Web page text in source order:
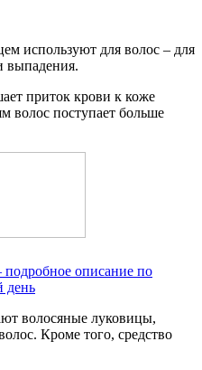
используют для волос – для
выпадения.
приток крови к коже
волос поступает больше
описание по
день
волосяные луковицы,
Кроме того, средство